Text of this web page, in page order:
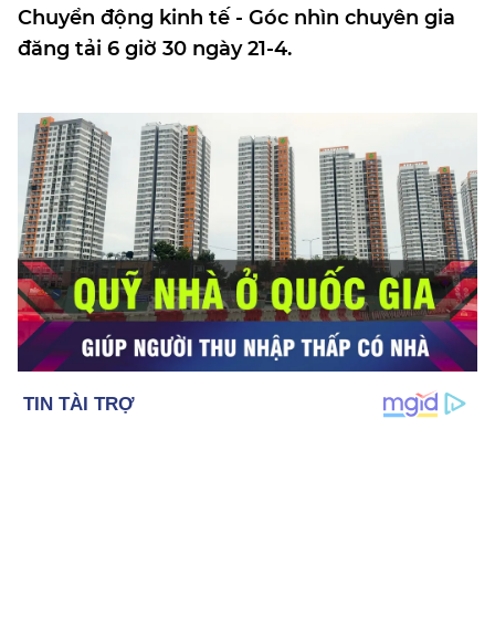
Chuyển động kinh tế - Góc nhìn chuyên gia
đăng tải 6 giờ 30 ngày 21-4.